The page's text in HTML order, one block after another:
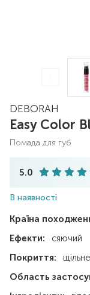
DEBORAH
Easy Color
помада для губ
5.0
В наявності
Країна
Ефекти:
сяючий
Покриття:
щільне
Область